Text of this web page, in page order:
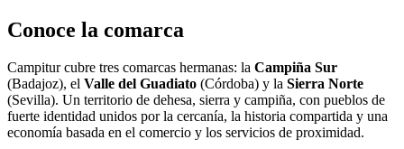
Conoce la comarca
Campitur cubre tres comarcas hermanas: la Campiña Sur
(Badajoz), el Valle del Guadiato (Córdoba) y la Sierra Norte
(Sevilla). Un territorio de dehesa, sierra y campiña, con pueblos de
fuerte identidad unidos por la cercanía, la historia compartida y una
economía basada en el comercio y los servicios de proximidad.